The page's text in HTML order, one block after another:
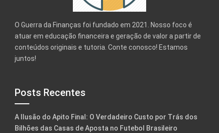
O Guerra da Finanças foi fundado em 2021. Nosso foco é
atuar em educação financeira e geração de valor a partir de
conteúdos originais e tutoria. Conte conosco! Estamos
juntos!
Posts Recentes
A Ilusão do Apito Final: O Verdadeiro Custo por Trás dos
Bilhões das Casas de Aposta no Futebol Brasileiro